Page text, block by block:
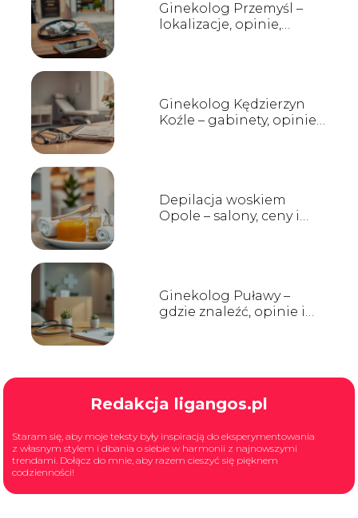
Ginekolog Przemyśl –
lokalizacje, opinie,
Ginekolog Kędzierzyn
Koźle – gabinety, opinie,
Depilacja woskiem
Opole – salony, ceny i
Ginekolog Puławy –
gdzie znaleźć, opinie i
Redakcja ligangos.pl
Staram się, aby moje teksty były inspiracją do eksperymentowania
z własnym stylem i dbania o siebie w harmonii z najnowszymi
trendami. Dołącz do mnie, aby razem cieszyć się pięknem
codzienności!